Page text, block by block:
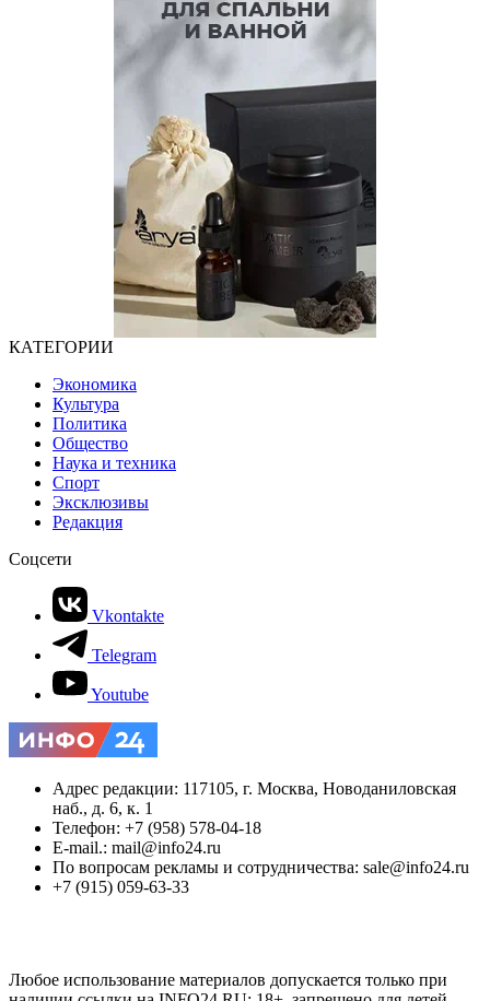
КАТЕГОРИИ
Экономика
Культура
Политика
Общество
Наука и техника
Спорт
Эксклюзивы
Редакция
Соцсети
Vkontakte
Telegram
Youtube
Адрес редакции: 117105, г. Москва, Новоданиловская
наб., д. 6, к. 1
Телефон: +7 (958) 578-04-18
E-mail.: mail@info24.ru
По вопросам рекламы и сотрудничества: sale@info24.ru
+7 (915) 059-63-33
Любое использование материалов допускается только при